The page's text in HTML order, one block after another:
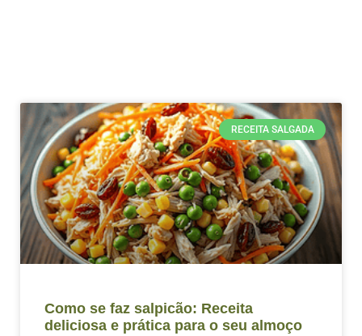
RECEITA SALGADA
Como se faz salpicão: Receita
deliciosa e prática para o seu almoço